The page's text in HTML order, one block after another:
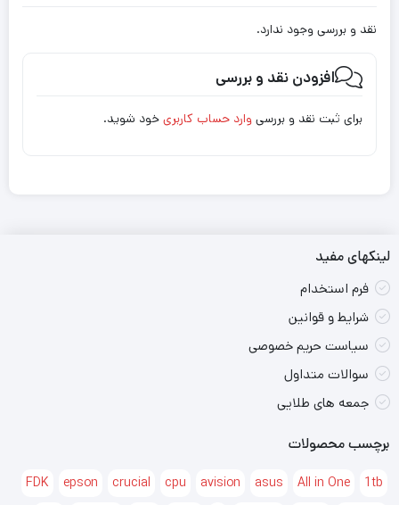
نقد و بررسی وجود ندارد.
افزودن نقد و بررسی
برای ثبت نقد و بررسی وارد حساب کاربری خود شوید.
لینکهای مفید
فرم استخدام
شرایط و قوانین
سیاست حریم خصوصی
سوالات متداول
جمعه های طلایی
برچسب محصولات
1tb
All in One
asus
avision
cpu
crucial
epson
FDK